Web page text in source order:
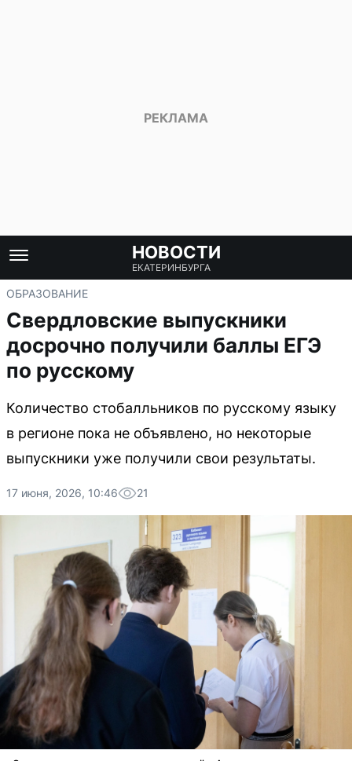
НОВОСТИ
ЕКАТЕРИНБУРГА
ОБРАЗОВАНИЕ
Свердловские выпускники
досрочно получили баллы ЕГЭ
по русскому
Количество стобалльников по русскому языку
в регионе пока не объявлено, но некоторые
выпускники уже получили свои результаты.
17 июня, 2026, 10:46 21